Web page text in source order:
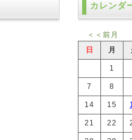
カレンダ
＜＜前月
日
月
1
7 8
14 15
21 22